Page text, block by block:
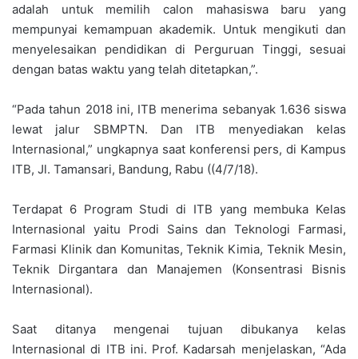
adalah untuk memilih calon mahasiswa baru yang
mempunyai kemampuan akademik. Untuk mengikuti dan
menyelesaikan pendidikan di Perguruan Tinggi, sesuai
dengan batas waktu yang telah ditetapkan,”.
“Pada tahun 2018 ini, ITB menerima sebanyak 1.636 siswa
lewat jalur SBMPTN. Dan ITB menyediakan kelas
Internasional,” ungkapnya saat konferensi pers, di Kampus
ITB, Jl. Tamansari, Bandung, Rabu ((4/7/18).
Terdapat 6 Program Studi di ITB yang membuka Kelas
Internasional yaitu Prodi Sains dan Teknologi Farmasi,
Farmasi Klinik dan Komunitas, Teknik Kimia, Teknik Mesin,
Teknik Dirgantara dan Manajemen (Konsentrasi Bisnis
Internasional).
Saat ditanya mengenai tujuan dibukanya kelas
Internasional di ITB ini. Prof. Kadarsah menjelaskan, “Ada